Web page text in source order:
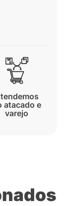
atacado e
varejo